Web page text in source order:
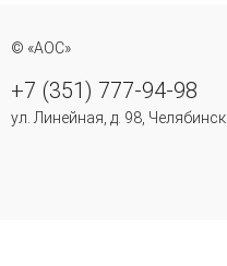
© «АОС»
+7 (351) 777-94-98
ул. Линейная, д. 98, Челябинск